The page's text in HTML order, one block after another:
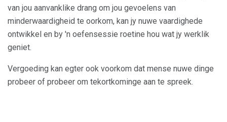
van jou aanvanklike drang om jou gevoelens van
minderwaardigheid te oorkom, kan jy nuwe vaardighede
ontwikkel en by 'n oefensessie roetine hou wat jy werklik
geniet.
Vergoeding kan egter ook voorkom dat mense nuwe dinge
probeer of probeer om tekortkominge aan te spreek.